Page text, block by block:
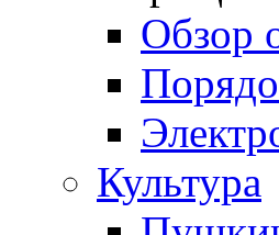
Обзор
Культура